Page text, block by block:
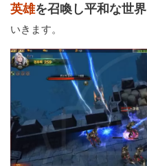
英雄を召喚し平和な世
いきます。